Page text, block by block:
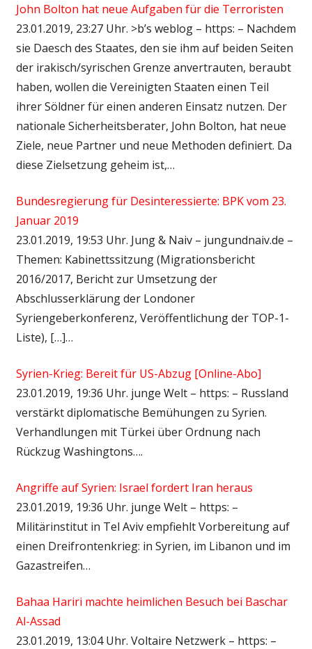
John Bolton hat neue Aufgaben für die Terroristen
23.01.2019, 23:27 Uhr. >b’s weblog – https: – Nachdem
sie Daesch des Staates, den sie ihm auf beiden Seiten
der irakisch/syrischen Grenze anvertrauten, beraubt
haben, wollen die Vereinigten Staaten einen Teil
ihrer Söldner für einen anderen Einsatz nutzen. Der
nationale Sicherheitsberater, John Bolton, hat neue
Ziele, neue Partner und neue Methoden definiert. Da
diese Zielsetzung geheim ist,…
Bundesregierung für Desinteressierte: BPK vom 23.
Januar 2019
23.01.2019, 19:53 Uhr. Jung & Naiv – jungundnaiv.de –
Themen: Kabinettssitzung (Migrationsbericht
2016/2017, Bericht zur Umsetzung der
Abschlusserklärung der Londoner
Syriengeberkonferenz, Veröffentlichung der TOP-1-
Liste), […]…
Syrien-Krieg: Bereit für US-Abzug [Online-Abo]
23.01.2019, 19:36 Uhr. junge Welt – https: – Russland
verstärkt diplomatische Bemühungen zu Syrien.
Verhandlungen mit Türkei über Ordnung nach
Rückzug Washingtons….
Angriffe auf Syrien: Israel fordert Iran heraus
23.01.2019, 19:36 Uhr. junge Welt – https: –
Militärinstitut in Tel Aviv empfiehlt Vorbereitung auf
einen Dreifrontenkrieg: in Syrien, im Libanon und im
Gazastreifen…
Bahaa Hariri machte heimlichen Besuch bei Baschar
Al-Assad
23.01.2019, 13:04 Uhr. Voltaire Netzwerk – https: –